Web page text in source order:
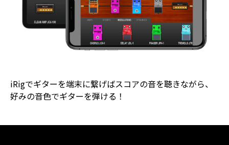
iRigでギターを端末に繋げばスコアの音を聴きながら、
好みの音色でギターを弾ける！